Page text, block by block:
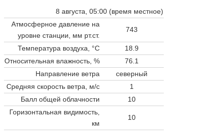
8 августа, 05:00 (время местное)
Атмосферное давление на
уровне станции, мм рт.ст.
743
Температура воздуха, °C
18.9
Относительная влажность, %
76.1
Направление ветра
северный
Средняя скорость ветра, м/с
1
Балл общей облачности
10
Горизонтальная видимость,
км
10